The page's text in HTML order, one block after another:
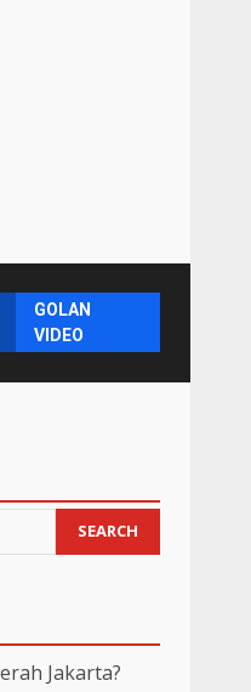
GOLAN
VIDEO
SEARCH
Jakarta?